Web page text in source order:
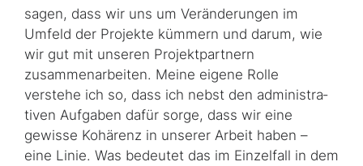
sagen, dass wir uns um Veränderungen im
Umfeld der Projekte kümmern und darum, wie
wir gut mit unseren Projektpartnern
zusammenarbeiten. Meine eigene Rolle
verstehe ich so, dass ich nebst den administra­
tiven Aufgaben dafür sorge, dass wir eine
gewisse Kohärenz in unserer Arbeit haben –
eine Linie. Was bedeutet das im Einzelfall in dem